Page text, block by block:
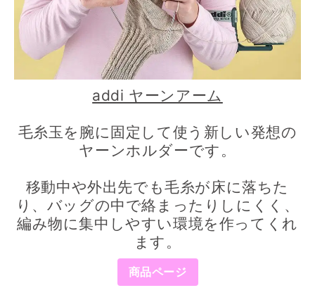
addi ヤーンアーム
毛糸玉を腕に固定して使う新しい発想の
ヤーンホルダーです。
移動中や外出先でも毛糸が床に落ちた
り、バッグの中で絡まったりしにくく、
編み物に集中しやすい環境を作ってくれ
ます。
商品ページ